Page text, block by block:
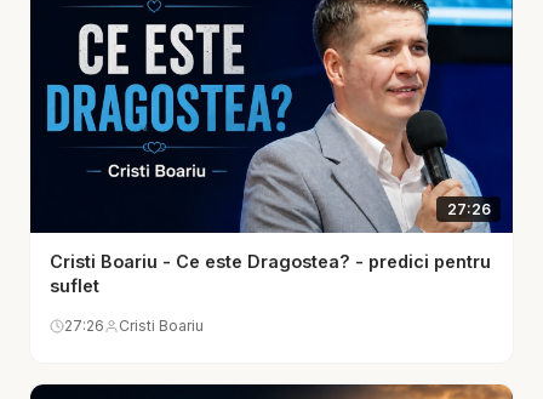
vizite ocazionale în viața noastră, ci domnie sfântă
în adâncul inimii.
Acest mesaj este potrivit pentru cei care simt
nevoia unei cercetări mai profunde, pentru cei
care nu mai vor o relație formală cu Dumnezeu,
pentru cei apăsați de compromis, de răceală
Este și un apel la speranță: Dumnezeu nu respinge
iartă, reface și umple cu prezența Sa acolo unde
27:26
Cristi Boariu - Ce este Dragostea? - predici pentru
suflet
27:26 Cristi Boariu